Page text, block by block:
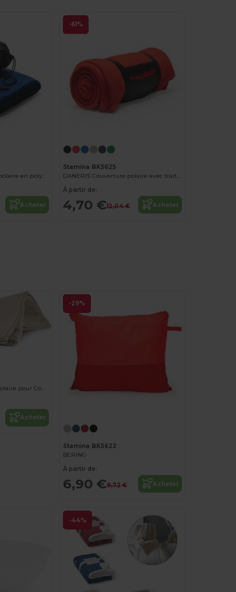
BRANDON Couverture polaire en polyester RPET recyclé avec housse pratique
Acheter
-61%
Stamina BK5625
DANERIS Couverture polaire avec traitement anti-boulochage
À partir de:
4,70 €12,04 € Acheter
Couverture Douce en Polaire pour Confort Quotidien
Acheter
-29%
Stamina BK5622
BERING
À partir de:
6,90 €9,72 € Acheter
-44%